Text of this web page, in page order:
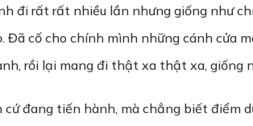
đi rất rất nhiều lần nhưng giống như
cố cho chính mình những cánh cửa
rồi lại mang đi thật xa thật xa, giống
đang tiến hành, mà chẳng biết điểm